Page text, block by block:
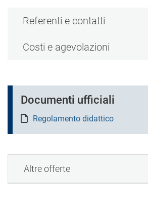
Referenti e contatti
Costi e agevolazioni
Documenti ufficiali
Regolamento didattico
Altre offerte